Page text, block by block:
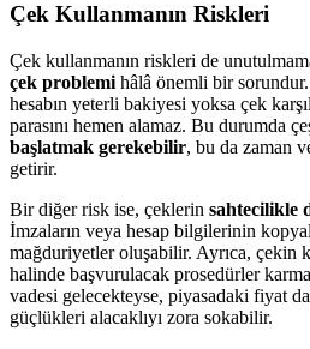
Çek Kullanmanın Riskleri
Çek kullanmanın riskleri de
çek problemi hâlâ önemli bir sorundur.
hesabın yeterli bakiyesi yoksa çek
parasını hemen alamaz. Bu durumda
başlatmak gerekebilir, bu da zaman
getirir.
Bir diğer risk ise, çeklerin sahtecilikle
İmzaların veya hesap bilgilerinin
mağduriyetler oluşabilir. Ayrıca, çekin
halinde başvurulacak prosedürler
vadesi gelecekteyse, piyasadaki fiyat
güçlükleri alacaklıyı zora sokabilir.